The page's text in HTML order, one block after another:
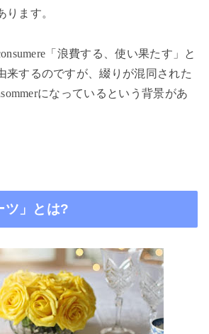
ります。
「浪費する、使い果たす」と
来するのですが、綴りが混同された
になっているという背景があ
ツ」とは?